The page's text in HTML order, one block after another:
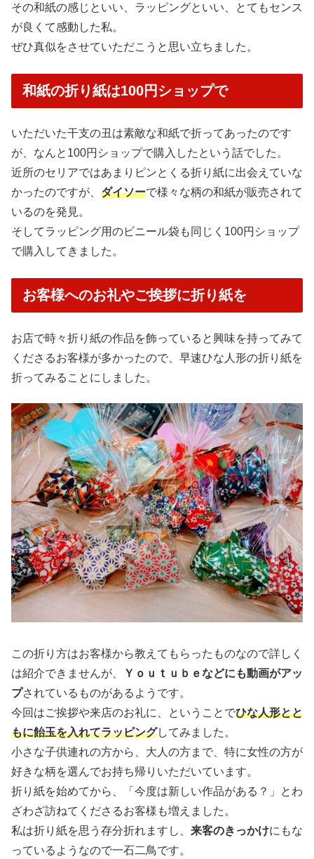
その和紙の感じといい、ラッピングといい、とてもセンス
が良くて感動した私。
ぜひ真似をさせていただこうと思い立ちました。
和紙の折り紙は100円ショップで
いただいた干支の丑は素敵な和紙で折ってあったのです
が、なんと100円ショップで購入したという話でした。
近所のセリアではあまりピンとくる折り紙に出会えていな
かったのですが、 ダイソーで様々な柄の和紙が販売されて
いるのを発見。
そしてラッピング用のビニール袋も同じく100円ショップ
で購入してきました。
お客様へのお礼やご挨拶に折り紙を
お店で時々折り紙の作品を飾っていると興味を持ってみて
くださるお客様が多かったので、早速ひな人形の折り紙を
折ってみることにしました。
この折り方はお客様から教えてもらったものなので詳しく
は紹介できませんが、
Ｙｏｕｔｕｂｅなどにも動画がアッ
プされているものがあるようです。
今回はご挨拶や来店のお礼に、ということでひな人形とと
もに飴玉を入れてラッピングしてみました。
小さな子供連れの方から、大人の方まで、特に女性の方が
好きな柄を選んでお持ち帰りいただいています。
折り紙を始めてから、「今度は新しい作品がある？」とわ
ざわざ訪ねてくださるお客様も増えました。
私は折り紙を思う存分折れますし、 来客のきっかけにもな
っているようなので一石二鳥です。